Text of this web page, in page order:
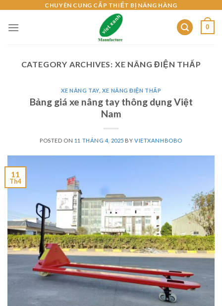
content
CHUYÊN CUNG CẤP THIẾT BỊ NÂNG HÀNG
0
CATEGORY ARCHIVES: XE NÂNG ĐIỆN THẤP
XE NÂNG TAY, XE NÂNG ĐIỆN THẤP
Bảng giá xe nâng tay thông dụng Việt
Nam
POSTED ON 11 THÁNG 4, 2025 BYVIETXANHBOBO
11
Th4